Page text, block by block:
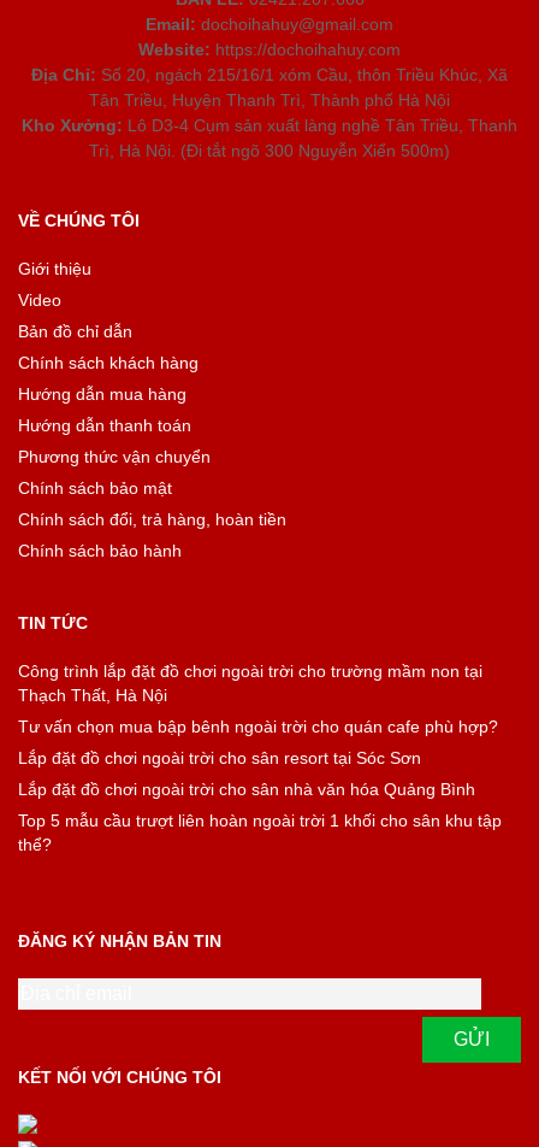
Email: dochoihahuy@gmail.com
Website: https://dochoihahuy.com
Địa Chỉ: Số 20, ngách 215/16/1 xóm Cầu, thôn Triều Khúc, Xã
Tân Triều, Huyện Thanh Trì, Thành phố Hà Nội
Kho Xưởng: Lô D3-4 Cụm sản xuất làng nghề Tân Triều, Thanh
Trì, Hà Nội. (Đi tắt ngõ 300 Nguyễn Xiển 500m)
VỀ CHÚNG TÔI
Giới thiệu
Video
Bản đồ chỉ dẫn
Chính sách khách hàng
Hướng dẫn mua hàng
Hướng dẫn thanh toán
Phương thức vận chuyển
Chính sách bảo mật
Chính sách đổi, trả hàng, hoàn tiền
Chính sách bảo hành
TIN TỨC
Công trình lắp đặt đồ chơi ngoài trời cho trường mầm non tại
Thạch Thất, Hà Nội
Tư vấn chọn mua bập bênh ngoài trời cho quán cafe phù hợp?
Lắp đặt đồ chơi ngoài trời cho sân resort tại Sóc Sơn
Lắp đặt đồ chơi ngoài trời cho sân nhà văn hóa Quảng Bình
Top 5 mẫu cầu trượt liên hoàn ngoài trời 1 khối cho sân khu tập
thể?
ĐĂNG KÝ NHẬN BẢN TIN
KẾT NỐI VỚI CHÚNG TÔI